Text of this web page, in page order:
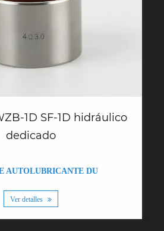
1D SF-1D hidráulico
dedicado
AUTOLUBRICANTE DU
Ver detalles